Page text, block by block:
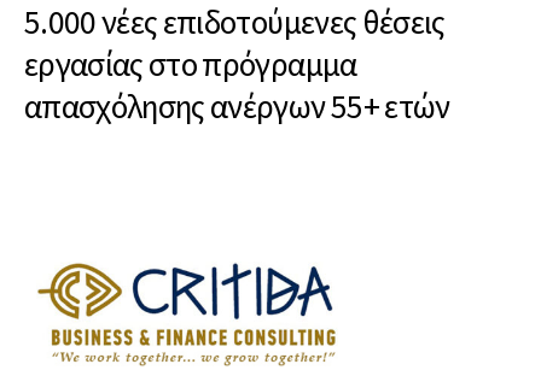
5.000 νέες επιδοτούμενες θέσεις
εργασίας στο πρόγραμμα
απασχόλησης ανέργων 55+ ετών